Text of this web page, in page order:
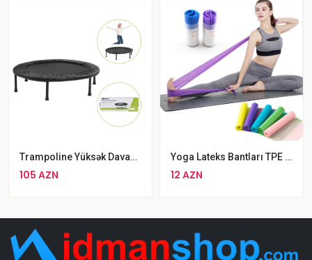
Trampoline Yüksək Davamlı Mini Trampolin
105 AZN
Yoga Lateks Bantları TPE Elastik Fitness Bantları Rəngli Stretch Yoga Bantları
12 AZN